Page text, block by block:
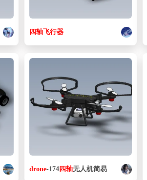
四轴飞行器
drone-174四轴无人机简易